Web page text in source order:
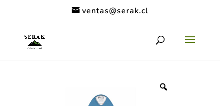
ventas@serak.cl